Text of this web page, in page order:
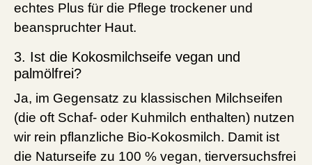
echtes Plus für die Pflege trockener und
beanspruchter Haut.
3. Ist die Kokosmilchseife vegan und
palmölfrei?
Ja, im Gegensatz zu klassischen Milchseifen
(die oft Schaf- oder Kuhmilch enthalten) nutzen
wir rein pflanzliche Bio-Kokosmilch. Damit ist
die Naturseife zu 100 % vegan, tierversuchsfrei